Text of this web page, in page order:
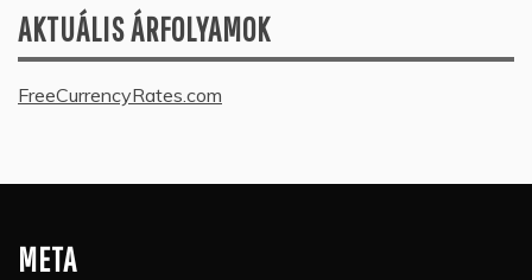
AKTUÁLIS ÁRFOLYAMOK
FreeCurrencyRates.com
META